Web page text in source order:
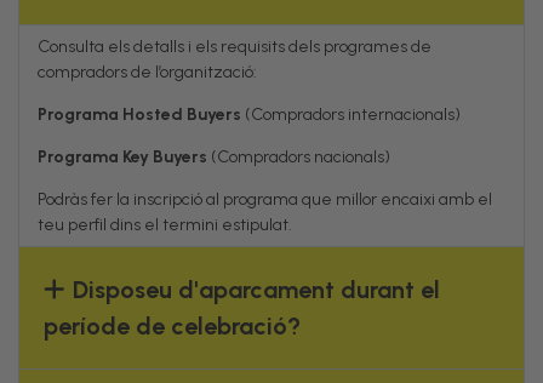
Consulta els detalls i els requisits dels programes de
compradors de l’organització:
Programa Hosted Buyers (Compradors internacionals)
Programa Key Buyers (Compradors nacionals)
Podràs fer la inscripció al programa que millor encaixi amb el
teu perfil dins el termini estipulat.
Disposeu d'aparcament durant el
període de celebració?